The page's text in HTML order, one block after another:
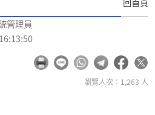
管理員
瀏覽人次：1,263 人